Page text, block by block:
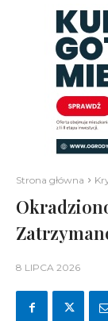
Strona główna
8 LIPCA 2026